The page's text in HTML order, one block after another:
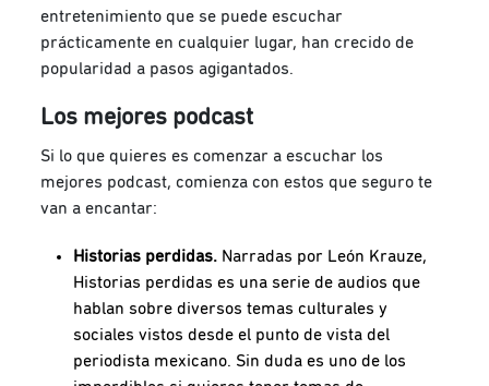
entretenimiento que se puede escuchar
prácticamente en cualquier lugar, han crecido de
popularidad a pasos agigantados.
Los mejores podcast
Si lo que quieres es comenzar a escuchar los
mejores podcast, comienza con estos que seguro te
van a encantar:
Historias perdidas. Narradas por León Krauze,
Historias perdidas es una serie de audios que
hablan sobre diversos temas culturales y
sociales vistos desde el punto de vista del
periodista mexicano. Sin duda es uno de los